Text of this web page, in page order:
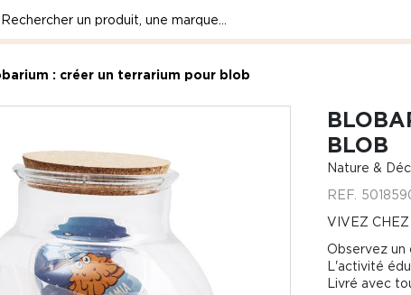
: créer un terrarium pour blob
BLOB
Nature &
REF.
VIVEZ CHEZ
Observez un
L'activité
Livré avec